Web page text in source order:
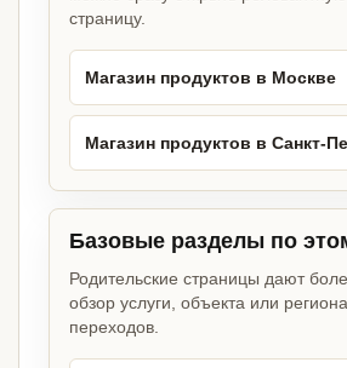
страницу.
Магазин продуктов в Москве
Магазин продуктов в Санкт-
Базовые разделы по
Родительские страницы дают
обзор услуги, объекта или
переходов.